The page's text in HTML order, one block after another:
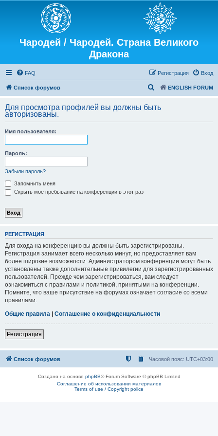
Чародей / Чародей. Страна Великого
Дракона
FAQ Вход
Регистрация
Список форумов ENGLISH FORUM
и
с
Для просмотра профилей вы должны быть
авторизованы.
Имя пользователя:
Пароль:
Забыли пароль?
Запомнить меня
Скрыть моё пребывание на конференции в этот раз
РЕГИСТРАЦИЯ
Для входа на конференцию вы должны быть зарегистрированы.
Регистрация занимает всего несколько минут, но предоставляет вам
более широкие возможности. Администратором конференции могут быть
установлены также дополнительные привилегии для зарегистрированных
пользователей. Прежде чем зарегистрироваться, вам следует
ознакомиться с правилами и политикой, принятыми на конференции.
Помните, что ваше присутствие на форумах означает согласие со всеми
правилами.
Общие правила | Соглашение о конфиденциальности
Регистрация
Список форумов Часовой пояс: UTC+03:00
Создано на основе phpBB® Forum Software © phpBB Limited
Соглашение об использовании материалов
Terms of use / Copyright police